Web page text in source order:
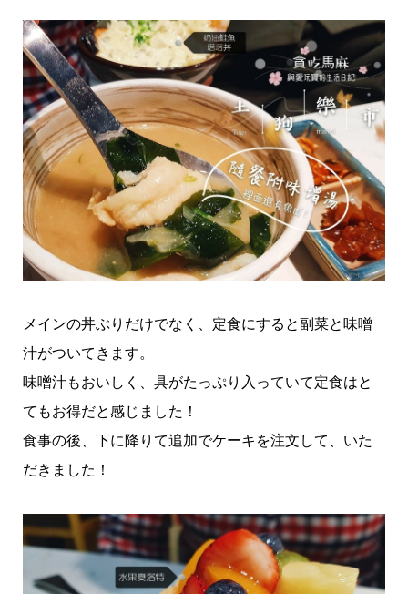
メインの丼ぶりだけでなく、定食にすると副菜と味噌
汁がついてきます。
味噌汁もおいしく、具がたっぷり入っていて定食はと
てもお得だと感じました！
食事の後、下に降りて追加でケーキを注文して、いた
だきました！